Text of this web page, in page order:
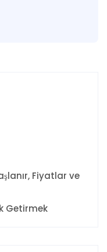
Fiyatlar ve
Getirmek